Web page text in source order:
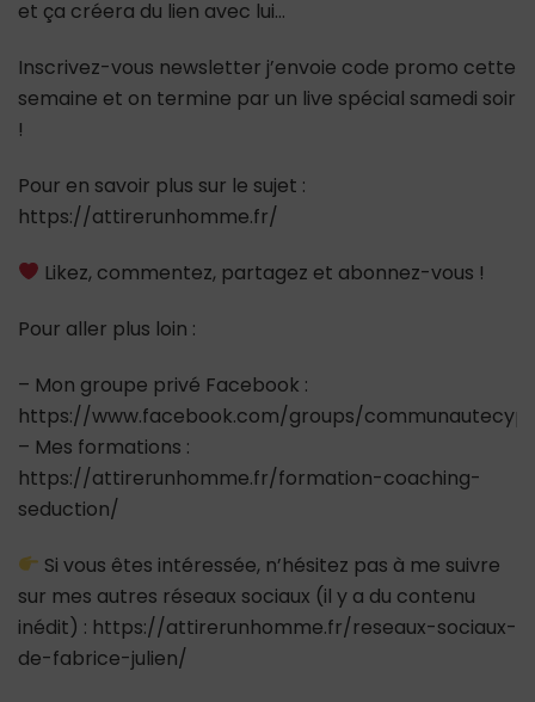
et ça créera du lien avec lui…
Inscrivez-vous newsletter j’envoie code promo cette
semaine et on termine par un live spécial samedi soir
!
Pour en savoir plus sur le sujet :
https://attirerunhomme.fr/
Likez, commentez, partagez et abonnez-vous !
Pour aller plus loin :
– Mon groupe privé Facebook :
https://www.facebook.com/groups/
– Mes formations :
https://attirerunhomme.fr/formation-coaching-
seduction/
Si vous êtes intéressée, n’hésitez pas à me suivre
sur mes autres réseaux sociaux (il y a du contenu
inédit) : https://attirerunhomme.fr/reseaux-sociaux-
de-fabrice-julien/